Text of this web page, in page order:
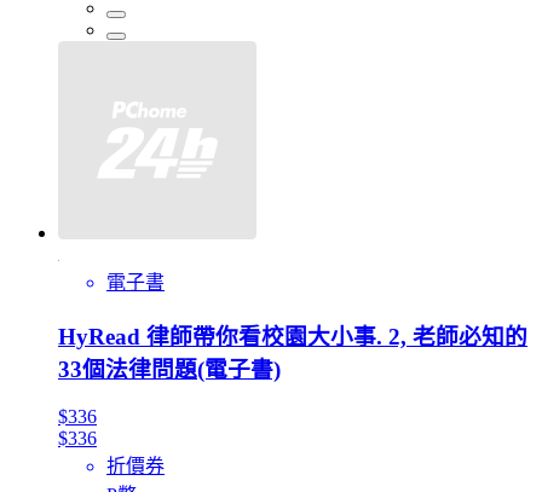
電子書
HyRead 律師帶你看校園大小事. 2, 老師必知的
33個法律問題(電子書)
$336
$336
折價券